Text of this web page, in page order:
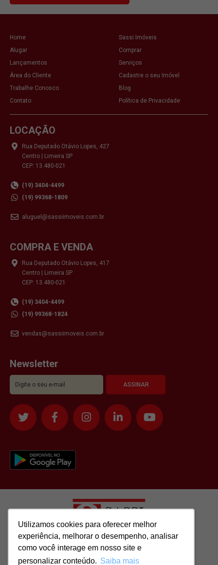
Utilizamos cookies para oferecer melhor
experiência, melhorar o desempenho, analisar
como você interage em nosso site e
personalizar conteúdo. Saiba mais
Utilizamos cookies para oferecer melhor
experiência, melhorar o desempenho, analisar
como você interage em nosso site e
personalizar conteúdo. Saiba mais
Home
Sassi Imóveis
Alugar
Comprar
Lançamentos
Serviços
Área do Cliente
Cadastre o seu Imóvel
Trabalhe Conosco
Blog
Contato
Política de Privacidade
LOCAÇÃO
Rua Deputado Otávio Lopes, 427
Centro | Limeira SP
CEP: 13.480-021
(19) 3404-4499
(19) 99368-1809
aluguel@sassiimoveis.com.br
COMPRA E VENDA
Rua Deputado Otávio Lopes, 417
Centro | Limeira SP
CEP: 13.480-021
(19) 3404-4499
(19) 99368-1824
vendas@sassiimoveis.com.br
Newsletter
Todos os direitos reservados para: SASSI IMÓVEIS LTDA | CNPJ: